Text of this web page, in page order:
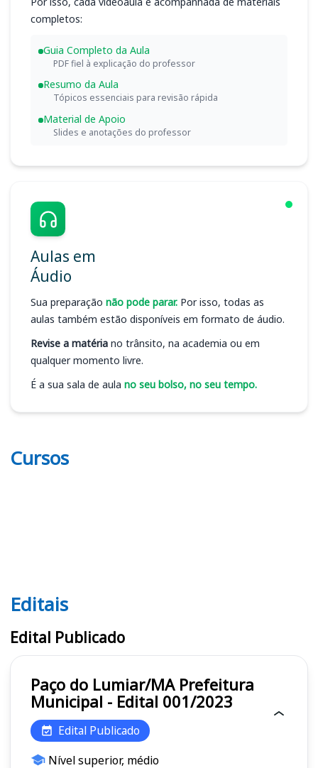
completos:
Guia Completo da Aula
PDF fiel à explicação do professor
Resumo da Aula
Tópicos essenciais para revisão rápida
Material de Apoio
Slides e anotações do professor
Aulas em
Áudio
Sua preparação não pode parar. Por isso, todas as
aulas também estão disponíveis em formato de áudio.
Revise a matéria no trânsito, na academia ou em
qualquer momento livre.
É a sua sala de aula no seu bolso, no seu tempo.
Cursos
Editais
Editais
Edital Publicado
Paço do Lumiar/MA Prefeitura
Municipal - Edital 001/2023
Edital Publicado
Nível superior, médio